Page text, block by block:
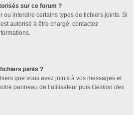
sur ce forum ?
ou interdire certains types de fichiers joints. Si
autorisé à être chargé, contactez
joints ?
que vous avez joints à vos messages et
panneau de l’utilisateur puis Gestion des